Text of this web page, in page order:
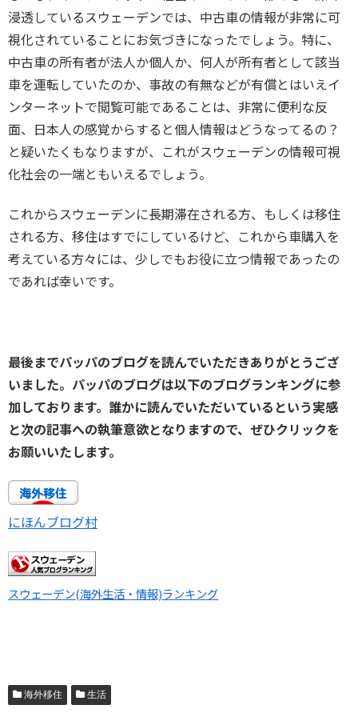
浸透しているスウェーデンでは、中古車の情報が非常に可
視化されていることにお気づきになったでしょう。特に、
中古車の所有者が法人か個人か、何人が所有者として該当
車を運転していたのか、事故の有無などが有償とはいえイ
ンターネットで閲覧可能であることは、非常に便利な反
面、日本人の感覚からすると個人情報はどうなってるの？
と疑いたくもなりますが、これがスウェーデンの情報可視
化社会の一端ともいえるでしょう。
これからスウェーデンに長期滞在される方、もしくは移住
される方、移住はすでにしているけど、これから車購入を
考えている方々には、少しでもお役に立つ情報であったの
であれば幸いです。
最後までパッパのブログを読んでいただきありがとうござ
いました。パッパのブログは以下のブログランキングに参
加しております。誰かに読んでいただいているという実感
と次の記事への執筆意欲となりますので、ぜひクリックを
お願いいたします。
にほんブログ村
スウェーデン(海外生活・情報)ランキング
海外移住 生活